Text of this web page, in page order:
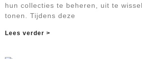
hun collecties te beheren, uit te
tonen. Tijdens deze
Lees verder >